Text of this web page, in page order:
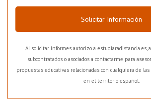
Solicitar Información
Al solicitar informes autorizo a estudiaradistancia.es,
subcontratados o asociados a contactarme para
propuestas educativas relacionadas con cualquiera de
en el territorio español.